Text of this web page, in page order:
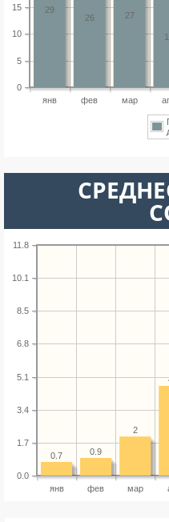
янв фев мар
0
5
10
15
27
26
29
янв фев мар
0.0
1.7
3.4
5.1
6.8
8.5
10.1
11.8
2
0.9
0.7